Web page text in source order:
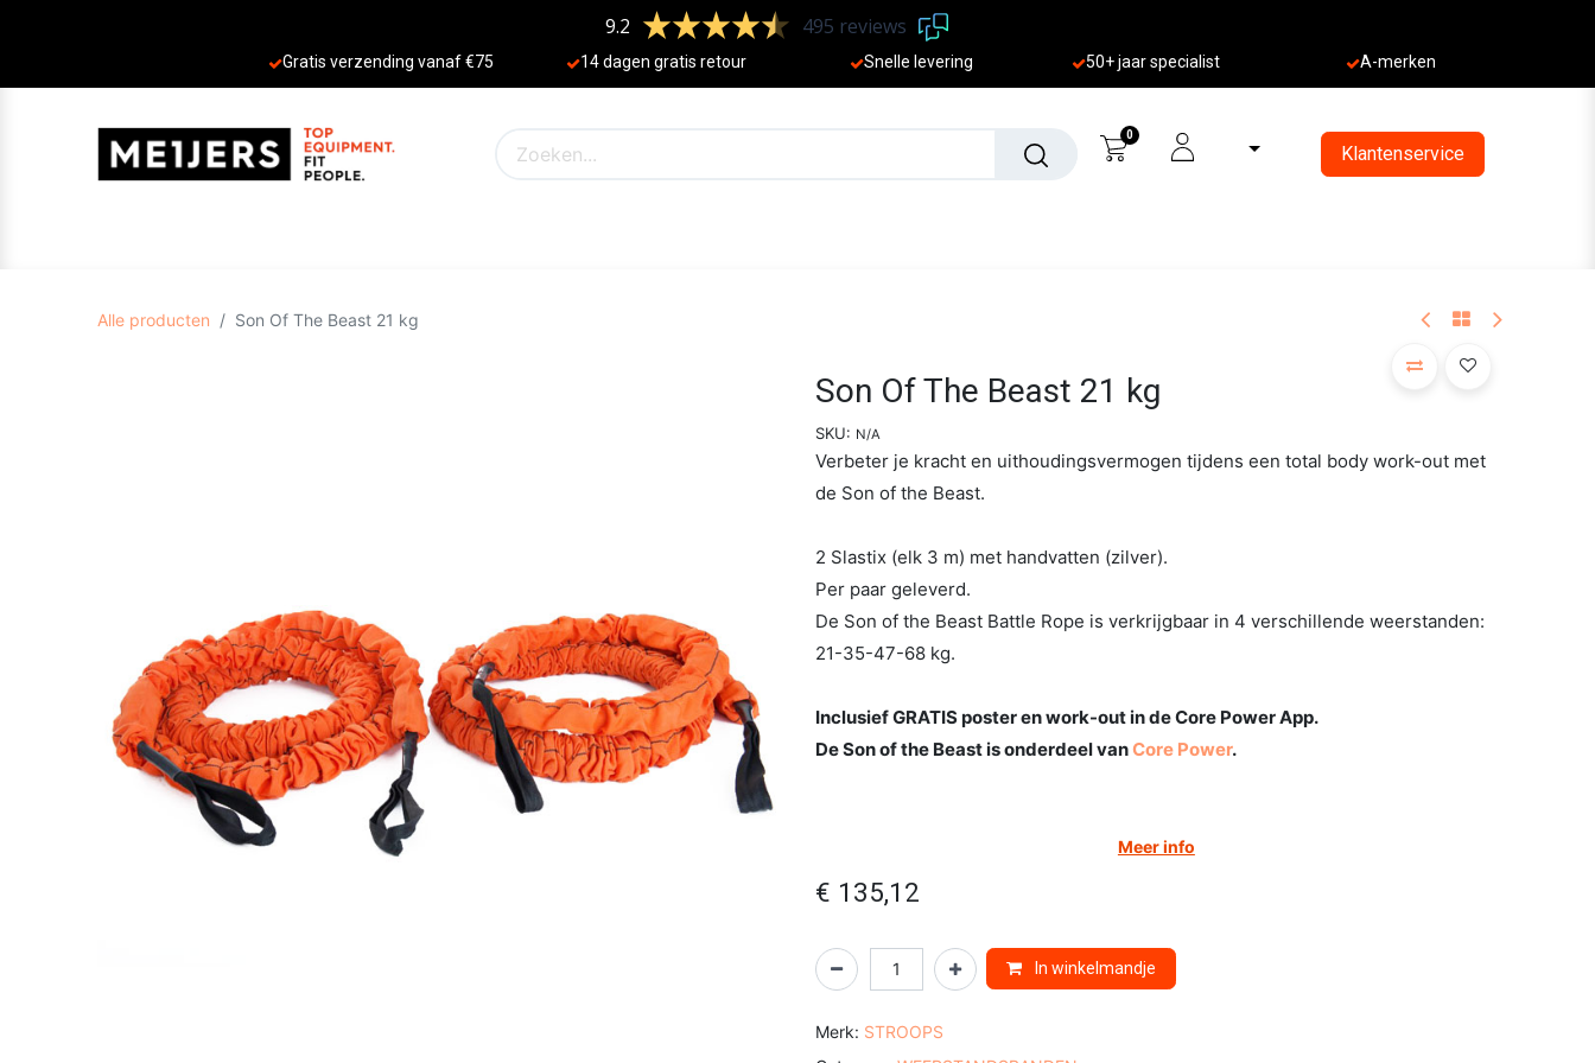
9.2 495 reviews
Gratis verzending vanaf €75 14 dagen gratis retour Sne lle levering 50+ jaar specialist A-merken
0
Klantenservice
Alle producten Son Of The Beast 21 kg
Son Of The Beast 21 kg
SKU: N/A
Verbeter je kracht en uithoudingsvermogen tijdens een total body work-out met
de Son of the Beast.
2 Slastix (elk 3 m) met handvatten (zilver).
Per paar geleverd.
De Son of the Beast Battle Rope is verkrijgbaar in 4 verschillende weerstanden:
21-35-47-68 kg.
Inclusief GRATIS poster en work-out in de Core Power App.
De Son of the Beast is onderdeel vanCore Power.
Meer info
€ 135,12
In winkelmandje
Merk: STROOPS